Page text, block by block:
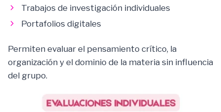
Trabajos de investigación individuales
Portafolios digitales
Permiten evaluar el pensamiento crítico, la
organización y el dominio de la materia sin influencia
del grupo.